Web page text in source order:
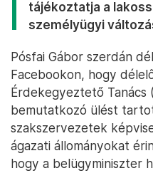
tájékoztatja a
személyügyi
Pósfai Gábor szerdán
Facebookon, hogy
Érdekegyeztető Tanács
bemutatkozó ülést
szakszervezetek
ágazati állományokat
hogy a belügyminiszter